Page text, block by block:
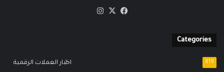
فيسبوك
‫X
Categories
اخبار العملات الرقمية 819